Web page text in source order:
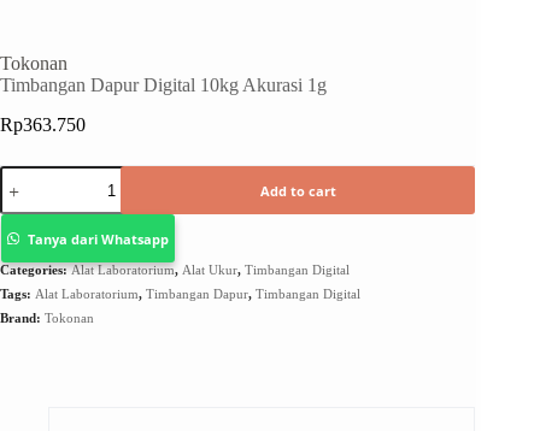
Tokonan
Timbangan Dapur Digital 10kg Akurasi 1g
Rp363.750
Add to cart
Tanya dari Whatsapp
Categories:Alat Laboratorium, Alat Ukur, Timbangan Digital
Tags: Alat Laboratorium, Timbangan Dapur, Timbangan Digital
Brand: Tokonan